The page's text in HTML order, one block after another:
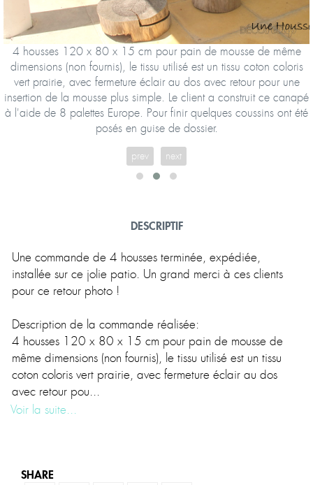
4 housses 120 x 80 x 15 cm pour pain de mousse de même
dimensions (non fournis), le tissu utilisé est un tissu coton coloris
vert prairie, avec fermeture éclair au dos avec retour pour une
insertion de la mousse plus simple. Le client a construit ce canapé
à l'aide de 8 palettes Europe. Pour finir quelques coussins ont été
posés en guise de dossier.
prev next
DESCRIPTIF
Voir la suite...
SHARE